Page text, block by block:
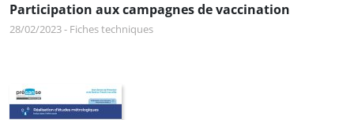
Participation aux campagnes de vaccination
28/02/2023- Fiches techniques